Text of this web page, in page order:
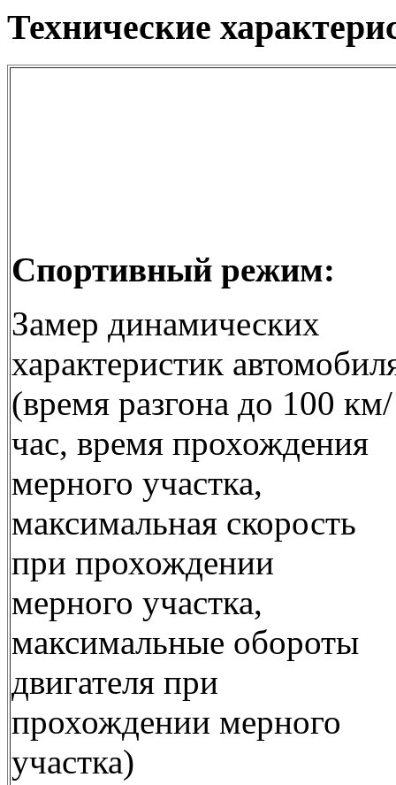
Технические
Спортивный режим:
Замер динамических
характеристик
(время разгона до 100 км/
час, время прохождения
мерного участка,
максимальная скорость
при прохождении
мерного участка,
максимальные обороты
двигателя при
прохождении мерного
участка)